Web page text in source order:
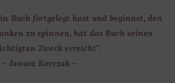
Buch fortgelegt hast und beginnst, den
zu spinnen, hat das Buch seinen
Zweck erreicht".
- Janusz Korczak –